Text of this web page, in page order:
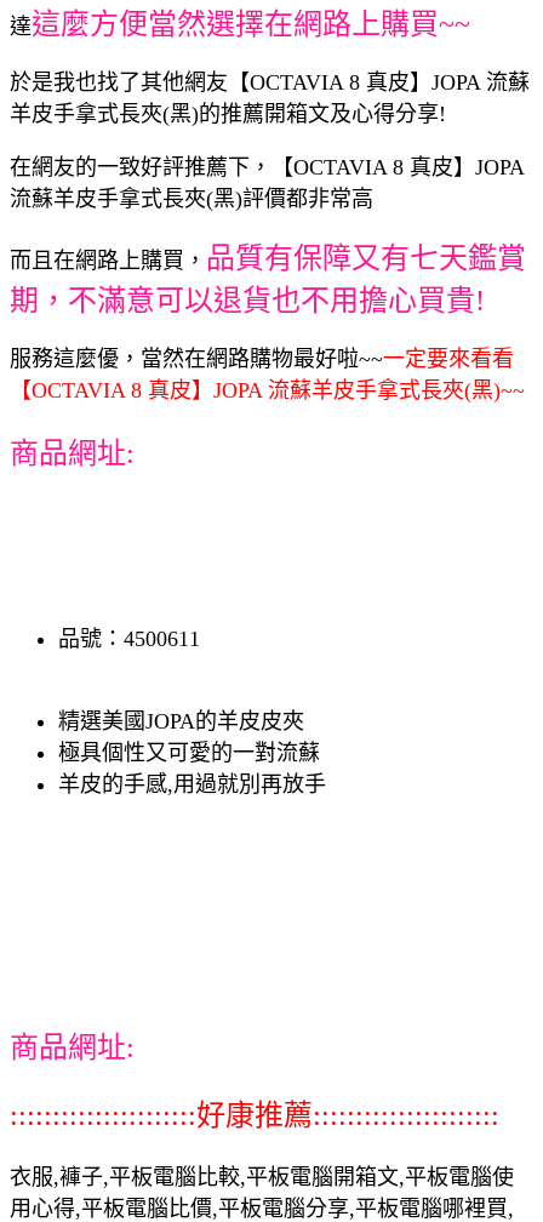
達這麼方便當然選擇在網路上購買~~
於是我也找了其他網友【OCTAVIA 8 真皮】JOPA 流蘇
羊皮手拿式長夾(黑)的推薦開箱文及心得分享!
在網友的一致好評推薦下，【OCTAVIA 8 真皮】JOPA
流蘇羊皮手拿式長夾(黑)評價都非常高
而且在網路上購買， 品質有保障又有七天鑑賞
期，不滿意可以退貨也不用擔心買貴!
服務這麼優，當然在網路購物最好啦~~一定要來看看
【OCTAVIA 8 真皮】JOPA 流蘇羊皮手拿式長夾(黑)~~
商品網址:
品號：4500611
精選美國JOPA的羊皮皮夾
極具個性又可愛的一對流蘇
羊皮的手感,用過就別再放手
商品網址:
::::::::::::::::::::::好康推薦::::::::::::::::::::::
衣服,褲子,平板電腦比較,平板電腦開箱文,平板電腦使
用心得,平板電腦比價,平板電腦分享,平板電腦哪裡買,